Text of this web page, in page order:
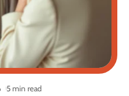
5 min read